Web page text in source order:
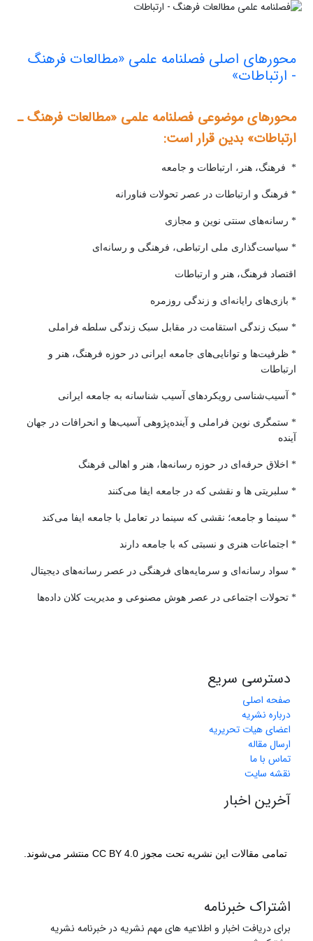
محورهای اصلی فصلنامه علمی «مطالعات فرهنگ
- ارتباطات»
محورهای موضوعی فصلنامه علمی «مطالعات فرهنگ ـ
ارتباطات» بدین قرار است:
* فرهنگ، هنر، ارتباطات و جامعه
* فرهنگ و ارتباطات در عصر تحولات فناورانه
* رسانه‌های سنتی نوین و مجازی
* سیاست‌گذاری ملی ارتباطی، فرهنگی و رسانه‌ای
اقتصاد فرهنگ، هنر و ارتباطات
* بازی‌های رایانه‌ای و زندگی روزمره
* سبک زندگی استقامت در مقابل سبک زندگی سلطه فراملی
* ظرفیت‌ها و توانایی‌های جامعه ایرانی در حوزه فرهنگ، هنر و
ارتباطات
* آسیب‌شناسی رویکردهای آسیب شناسانه به جامعه ایرانی
* ستمگری نوین فراملی و آینده‌پژوهی آسیب‌ها و انحرافات در جهان
آینده
* اخلاق حرفه‌ای در حوزه رسانه‌ها، هنر و اهالی فرهنگ
* سلبریتی ها و نقشی که در جامعه ایفا می‌کنند
* سینما و جامعه؛ نقشی که سینما در تعامل با جامعه ایفا می‌کند
* اجتماعات هنری و نسبتی که با جامعه دارند
* سواد رسانه‌ای و سرمایه‌های فرهنگی در عصر رسانه‌های دیجیتال
* تحولات اجتماعی در عصر هوش مصنوعی و مدیریت کلان داده‌ها
دسترسی سریع
صفحه اصلی
درباره نشریه
اعضای هیات تحریریه
ارسال مقاله
تماس با ما
نقشه سایت
آخرین اخبار
تمامی مقالات این نشریه تحت مجوز CC BY 4.0 منتشر می‌شوند.
اشتراک خبرنامه
برای دریافت اخبار و اطلاعیه های مهم نشریه در خبرنامه نشریه